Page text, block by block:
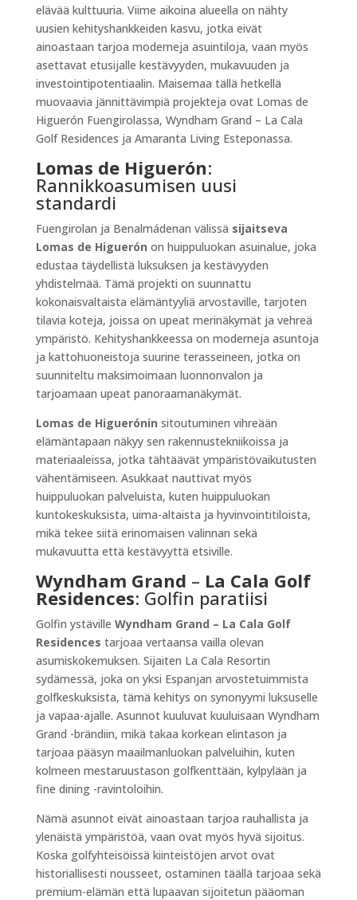
elävää kulttuuria. Viime aikoina alueella on nähty
uusien kehityshankkeiden kasvu, jotka eivät
ainoastaan tarjoa moderneja asuintiloja, vaan myös
asettavat etusijalle kestävyyden, mukavuuden ja
investointipotentiaalin. Maisemaa tällä hetkellä
muovaavia jännittävimpiä projekteja ovat Lomas de
Higuerón Fuengirolassa, Wyndham Grand – La Cala
Golf Residences ja Amaranta Living Esteponassa.
Lomas de Higuerón:
Rannikkoasumisen uusi
standardi
Fuengirolan ja Benalmádenan välissä sijaitseva
Lomas de Higuerón on huippuluokan asuinalue, joka
edustaa täydellistä luksuksen ja kestävyyden
yhdistelmää. Tämä projekti on suunnattu
kokonaisvaltaista elämäntyyliä arvostaville, tarjoten
tilavia koteja, joissa on upeat merinäkymät ja vehreä
ympäristö. Kehityshankkeessa on moderneja asuntoja
ja kattohuoneistoja suurine terasseineen, jotka on
suunniteltu maksimoimaan luonnonvalon ja
tarjoamaan upeat panoraamanäkymät.
Lomas de Higuerónin sitoutuminen vihreään
elämäntapaan näkyy sen rakennustekniikoissa ja
materiaaleissa, jotka tähtäävät ympäristövaikutusten
vähentämiseen. Asukkaat nauttivat myös
huippuluokan palveluista, kuten huippuluokan
kuntokeskuksista, uima-altaista ja hyvinvointitiloista,
mikä tekee siitä erinomaisen valinnan sekä
mukavuutta että kestävyyttä etsiville.
Wyndham Grand – La Cala Golf
Residences: Golfin paratiisi
Golfin ystäville Wyndham Grand – La Cala Golf
Residences tarjoaa vertaansa vailla olevan
asumiskokemuksen. Sijaiten La Cala Resortin
sydämessä, joka on yksi Espanjan arvostetuimmista
golfkeskuksista, tämä kehitys on synonyymi luksuselle
ja vapaa-ajalle. Asunnot kuuluvat kuuluisaan Wyndham
Grand -brändiin, mikä takaa korkean elintason ja
tarjoaa pääsyn maailmanluokan palveluihin, kuten
kolmeen mestaruustason golfkenttään, kylpylään ja
fine dining -ravintoloihin.
Nämä asunnot eivät ainoastaan tarjoa rauhallista ja
ylenäistä ympäristöä, vaan ovat myös hyvä sijoitus.
Koska golfyhteisöissä kiinteistöjen arvot ovat
historiallisesti nousseet, ostaminen täällä tarjoaa sekä
premium-elämän että lupaavan sijoitetun pääoman